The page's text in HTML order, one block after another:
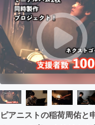
テクノロジー
映像・映画
ビジネス・
まちづくり・
ピアニストの稲荷周佑と